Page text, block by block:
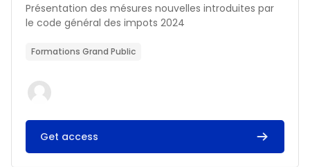
Résumé du cours :
Présentation des mésures nouvelles introduites par
le code général des impots 2024
Formations Grand Public
Get access